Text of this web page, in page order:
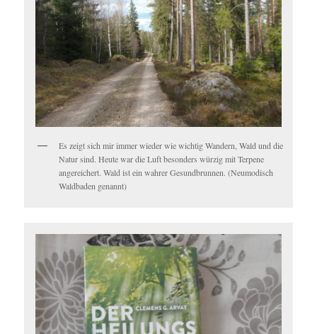
Es zeigt sich mir immer wieder wie wichtig Wandern, Wald und die
Natur sind. Heute war die Luft besonders würzig mit Terpene
angereichert. Wald ist ein wahrer Gesundbrunnen. (Neumodisch
Waldbaden genannt)